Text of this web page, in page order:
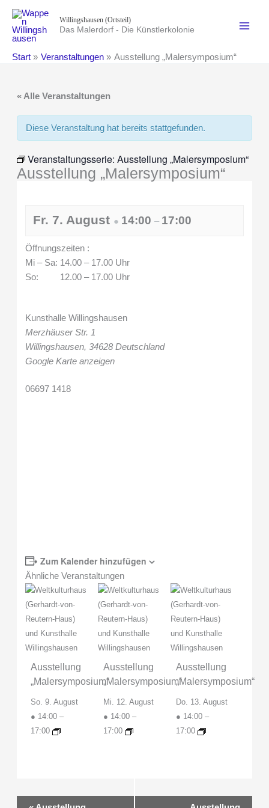
Inhalt
springen
Willingshausen (Ortsteil)
Das Malerdorf - Die Künstlerkolonie
Start Veranstaltungen Ausstellung „Malersymposium“
« Alle Veranstaltungen
Diese Veranstaltung hat bereits stattgefunden.
Veranstaltungsserie: Ausstellung „Malersymposium“
Ausstellung „Malersymposium“
Fr. 7. August ● 14:00– 17:00
Öffnungszeiten :
Mi – Sa: 14.00 – 17.00 Uhr
So: 12.00 – 17.00 Uhr
Kunsthalle Willingshausen
Merzhäuser Str. 1
Willingshausen, 34628 Deutschland
Google Karte anzeigen
06697 1418
Zum Kalender hinzufügen
Ähnliche Veranstaltungen
Ausstellung
„Malersymposium“
So. 9. August
● 14:00–
17:00
Ausstellung
„Malersymposium“
Mi. 12. August
● 14:00–
17:00
Ausstellung
„Malersymposium“
Do. 13. August
● 14:00 –
17:00
Veranstaltung-